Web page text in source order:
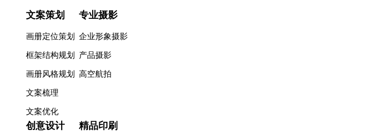
文案策划
画册定位策划
框架结构规划
画册风格规划
文案梳理
文案优化
专业摄影
企业形象摄影
产品摄影
高空航拍
创意设计 精品印刷